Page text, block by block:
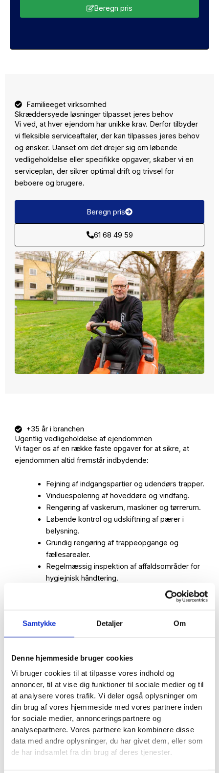
Samtykke Detaljer Om
Denne hjemmeside bruger cookies
Vi bruger cookies til at tilpasse vores indhold og
annoncer, til at vise dig funktioner til sociale medier og til
at analysere vores trafik. Vi deler også oplysninger om
din brug af vores hjemmeside med vores partnere inden
for sociale medier, annonceringspartnere og
analysepartnere. Vores partnere kan kombinere disse
data med andre oplysninger, du har givet dem, eller som
de har indsamlet fra din brug af deres tjenester.
Beregn pris
Familieeget virksomhed
Skræddersyede løsninger tilpasset jeres behov
Vi ved, at hver ejendom har unikke krav. Derfor tilbyder
vi fleksible serviceaftaler, der kan tilpasses jeres behov
og ønsker. Uanset om det drejer sig om løbende
vedligeholdelse eller specifikke opgaver, skaber vi en
serviceplan, der sikrer optimal drift og trivsel for
beboere og brugere.
Beregn pris
61 68 49 59
+35 år i branchen
Ugentlig vedligeholdelse af ejendommen
Vi tager os af en række faste opgaver for at sikre, at
ejendommen altid fremstår indbydende:
Fejning af indgangspartier og udendørs trapper.
Vinduespolering af hoveddøre og vindfang.
Rengøring af vaskerum, maskiner og tørrerum.
Løbende kontrol og udskiftning af pærer i
belysning.
Grundig rengøring af trappeopgange og
fællesarealer.
Regelmæssig inspektion af affaldsområder for
hygiejnisk håndtering.
Vedligeholdelse af grønne områder for et
61 68 49 59